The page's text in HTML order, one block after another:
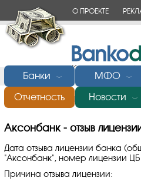
О ПРОЕКТЕ
Банки ﹀ МФО ﹀
Отчетность Новости ﹀
Главная/Банки России/
Аксонбанк - отзыв
Дата отзыва лицензии банка
"Аксонбанк", номер лицензии
Причина отзыва лицензии: